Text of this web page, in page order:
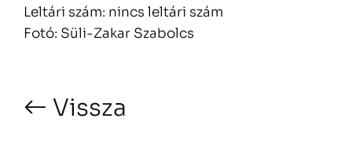
Leltári szám: nincs leltári szám
Fotó: Süli-Zakar Szabolcs
Vissza